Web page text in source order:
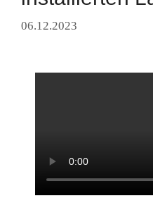
06.12.2023